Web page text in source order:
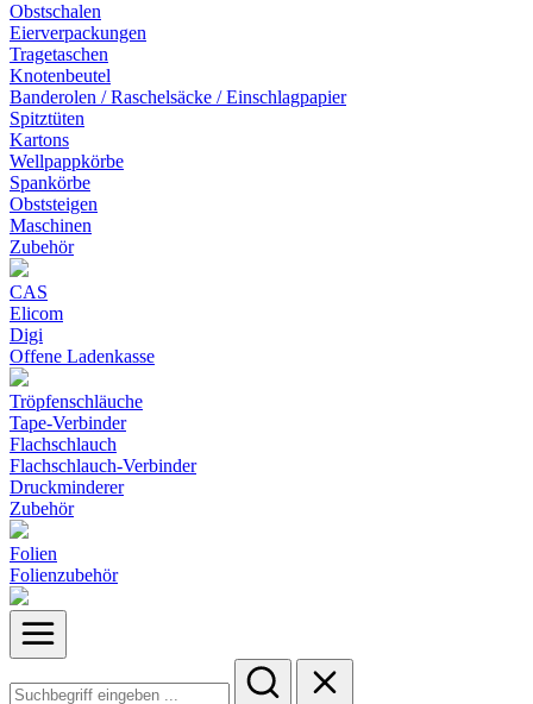
Obstschalen
Eierverpackungen
Tragetaschen
Knotenbeutel
Banderolen / Raschelsäcke / Einschlagpapier
Spitztüten
Kartons
Wellpappkörbe
Spankörbe
Obststeigen
Maschinen
Zubehör
CAS
Elicom
Digi
Offene Ladenkasse
Tröpfenschläuche
Tape-Verbinder
Flachschlauch
Flachschlauch-Verbinder
Druckminderer
Zubehör
Folien
Folienzubehör